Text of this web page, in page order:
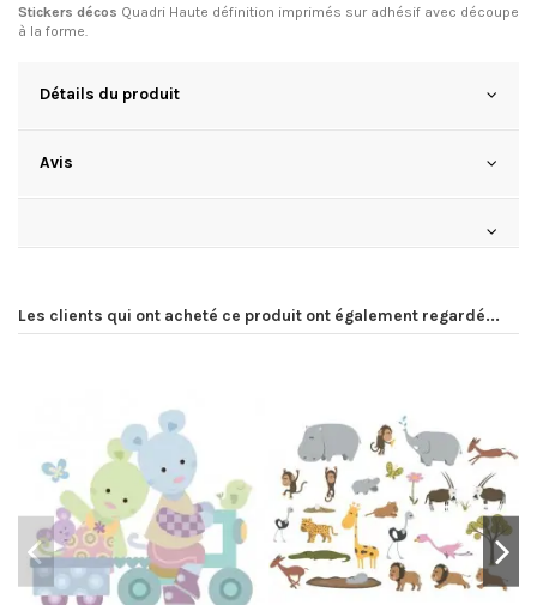
Stickers décos Quadri Haute définition imprimés sur adhésif avec découpe
à la forme.
Détails du produit
Avis
Les clients qui ont acheté ce produit ont également regardé...